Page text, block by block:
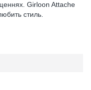
Girloon Attache
стиль.